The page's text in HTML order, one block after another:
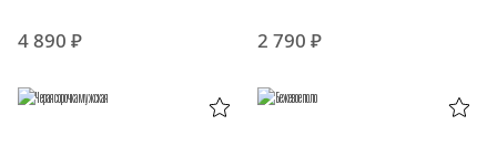
4 890 ₽ 2 790 ₽